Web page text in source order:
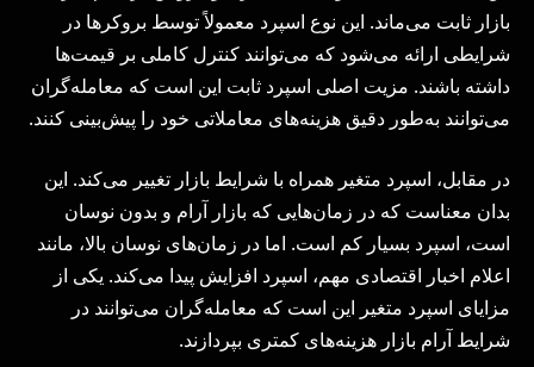
بازار ثابت می‌ماند. این نوع اسپرد معمولاً توسط بروکرها در
شرایطی ارائه می‌شود که می‌توانند کنترل کاملی بر قیمت‌ها
داشته باشند. مزیت اصلی اسپرد ثابت این است که معامله‌گران
می‌توانند به‌طور دقیق هزینه‌های معاملاتی خود را پیش‌بینی کنند.
در مقابل، اسپرد متغیر همراه با شرایط بازار تغییر می‌کند. این
بدان معناست که در زمان‌هایی که بازار آرام و بدون نوسان
است، اسپرد بسیار کم است. اما در زمان‌های نوسان بالا، مانند
اعلام اخبار اقتصادی مهم، اسپرد افزایش پیدا می‌کند. یکی از
مزایای اسپرد متغیر این است که معامله‌گران می‌توانند در
شرایط آرام بازار هزینه‌های کمتری بپردازند.